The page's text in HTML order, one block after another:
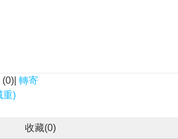
(0)| 轉寄
重)
收藏(0)